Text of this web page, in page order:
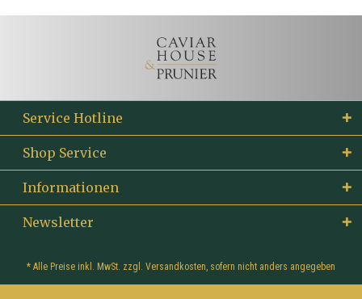
Service Hotline
Shop Service
Informationen
Newsletter
* Alle Preise inkl. MwSt. zzgl. Versandkosten, sofern nicht anders angegeben